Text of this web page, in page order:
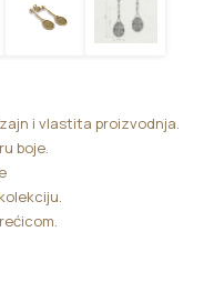
i vlastita proizvodnja.
boje.